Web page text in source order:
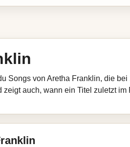
Songs von Aretha Franklin, die
zeigt auch, wann ein Titel zuletzt im